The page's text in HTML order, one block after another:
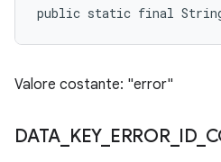
public static final String
Valore costante: "error"
DATA KEY_ ERROR_ ID_